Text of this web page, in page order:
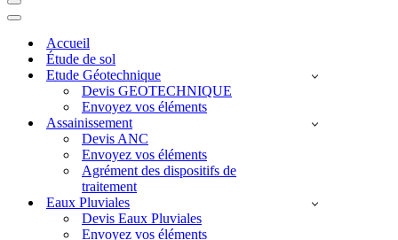
Menu
de
Menu
navigationAccueil
Étude de sol
Etude Géotechnique
Devis GEOTECHNIQUE
Envoyez vos éléments
Assainissement
Devis ANC
Envoyez vos éléments
Agrément des dispositifs de
traitement
Eaux Pluviales
Devis Eaux Pluviales
Envoyez vos éléments